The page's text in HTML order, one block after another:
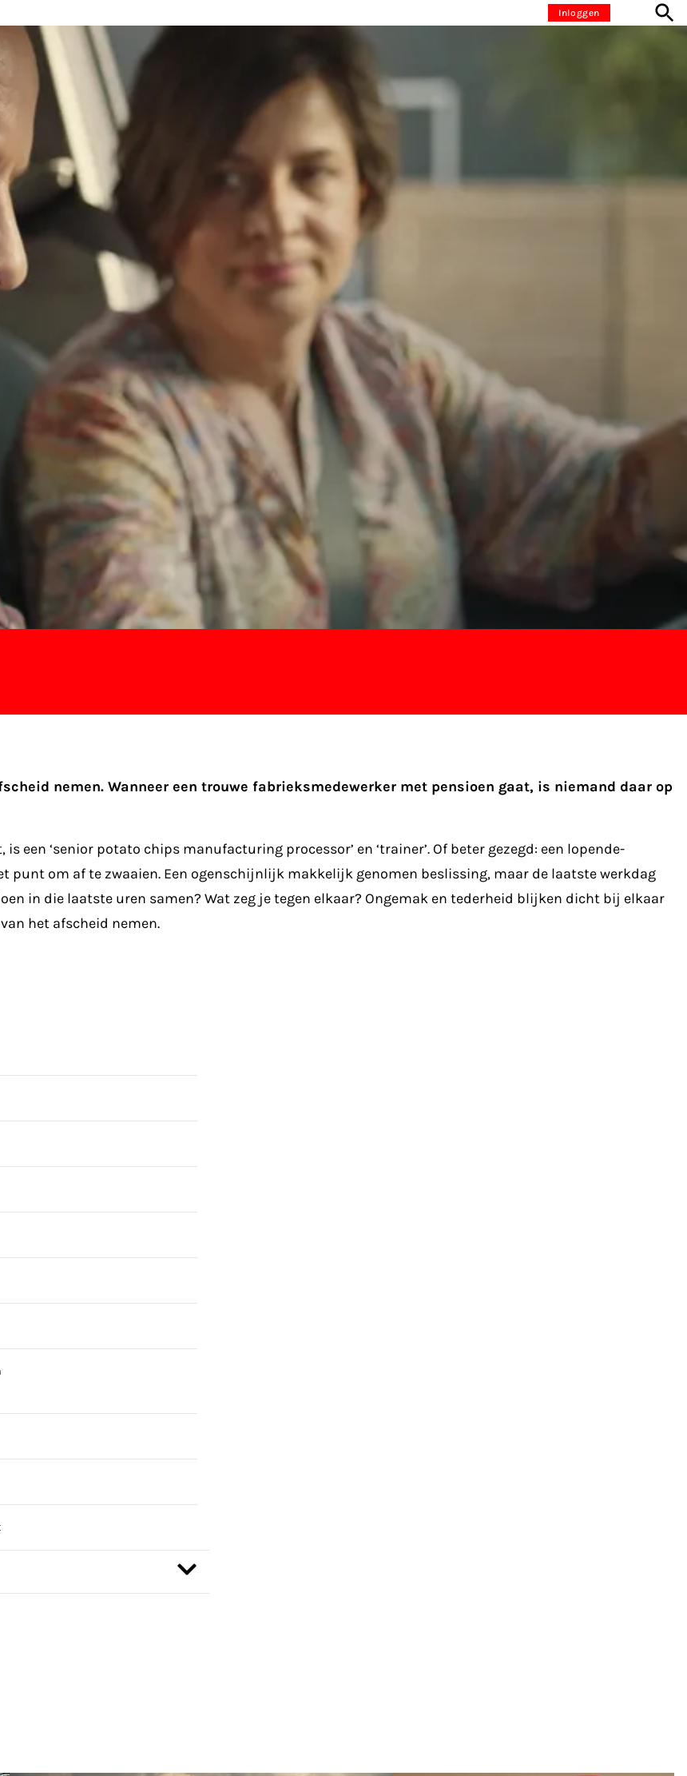
Inloggen
nemen. Wanneer een trouwe fabrieksmedewerker met pensioen gaat, is niemand daar op
een ‘senior potato chips manufacturing processor’ en ‘trainer’. Of beter gezegd: een lopende-
punt om af te zwaaien. Een ogenschijnlijk makkelijk genomen beslissing, maar de laatste werkdag
in die laatste uren samen? Wat zeg je tegen elkaar? Ongemak en tederheid blijken dicht bij elkaar
het afscheid nemen.